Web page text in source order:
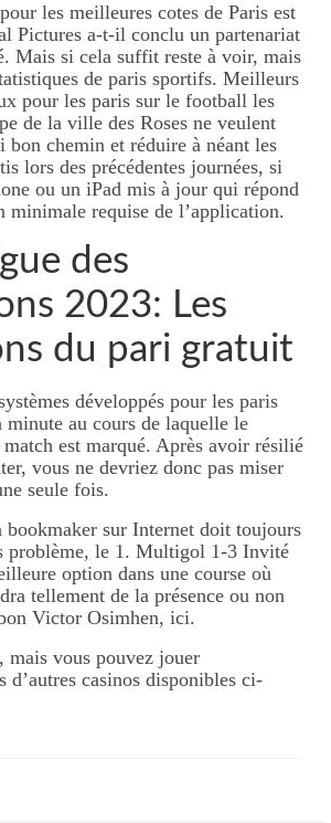
les meilleures cotes de Paris est
Pictures a-t-il conclu un partenariat
Mais si cela suffit reste à voir, mais
de paris sportifs. Meilleurs
pour les paris sur le football les
de la ville des Roses ne veulent
bon chemin et réduire à néant les
lors des précédentes journées, si
ou un iPad mis à jour qui répond
minimale requise de l’application.
des
2023: Les
du pari gratuit
développés pour les paris
au cours de laquelle le
est marqué. Après avoir résilié
vous ne devriez donc pas miser
seule fois.
bookmaker sur Internet doit toujours
problème, le 1. Multigol 1-3 Invité
option dans une course où
tellement de la présence ou non
Victor Osimhen, ici.
mais vous pouvez jouer
d’autres casinos disponibles ci-